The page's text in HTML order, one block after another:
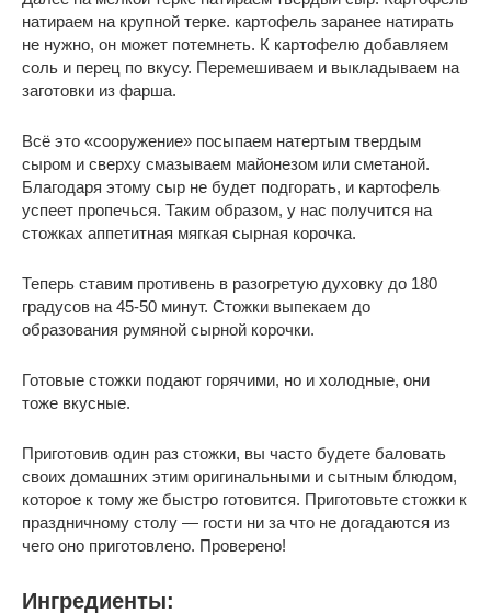
натираем на крупной терке. картофель заранее натирать
не нужно, он может потемнеть. К картофелю добавляем
соль и перец по вкусу. Перемешиваем и выкладываем на
заготовки из фарша.
Всё это «сооружение» посыпаем натертым твердым
сыром и сверху смазываем майонезом или сметаной.
Благодаря этому сыр не будет подгорать, и картофель
успеет пропечься. Таким образом, у нас получится на
стожках аппетитная мягкая сырная корочка.
Теперь ставим противень в разогретую духовку до 180
градусов на 45-50 минут. Стожки выпекаем до
образования румяной сырной корочки.
Готовые стожки подают горячими, но и холодные, они
тоже вкусные.
Приготовив один раз стожки, вы часто будете баловать
своих домашних этим оригинальными и сытным блюдом,
которое к тому же быстро готовится. Приготовьте стожки к
праздничному столу — гости ни за что не догадаются из
чего оно приготовлено. Проверено!
Ингредиенты: